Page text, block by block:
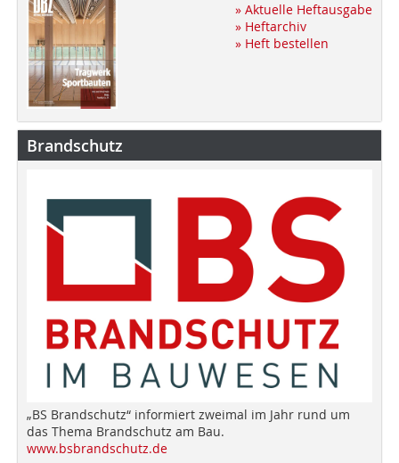
» Aktuelle Heftausgabe
» Heftarchiv
» Heft bestellen
Brandschutz
„BS Brandschutz“ informiert zweimal im Jahr rund um
das Thema Brandschutz am Bau.
www.bsbrandschutz.de